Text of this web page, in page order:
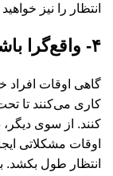
انتظار را نیز
۴- واقع‌گرا باشید
گاهی اوقات افراد
کاری می‌کنند تا
کنند. از سوی دیگر،
اوقات مشکلاتی
انتظار طول بکشد.